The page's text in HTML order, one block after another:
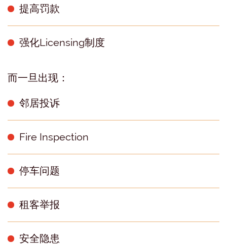
提高罚款
强化Licensing制度
而一旦出现：
邻居投诉
Fire Inspection
停车问题
租客举报
安全隐患